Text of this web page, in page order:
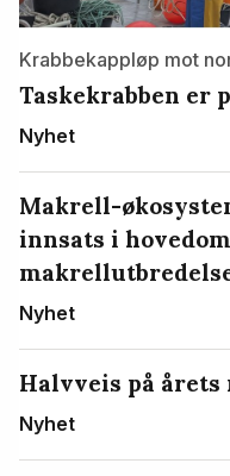
Krabbekappløp mot
Taskekrabben er
Nyhet
Makrell-
innsats i
Nyhet
Halvveis på
Nyhet